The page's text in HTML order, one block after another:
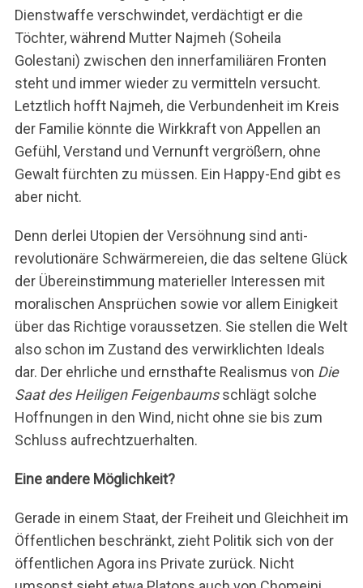
Dienstwaffe verschwindet, verdächtigt er die
Töchter, während Mutter Najmeh (Soheila
Golestani) zwischen den innerfamiliären Fronten
steht und immer wieder zu vermitteln versucht.
Letztlich hofft Najmeh, die Verbundenheit im Kreis
der Familie könnte die Wirkkraft von Appellen an
Gefühl, Verstand und Vernunft vergrößern, ohne
Gewalt fürchten zu müssen. Ein Happy-End gibt es
aber nicht.
Denn derlei Utopien der Versöhnung sind anti-
revolutionäre Schwärmereien, die das seltene Glück
der Übereinstimmung materieller Interessen mit
moralischen Ansprüchen sowie vor allem Einigkeit
über das Richtige voraussetzen. Sie stellen die Welt
also schon im Zustand des verwirklichten Ideals
dar. Der ehrliche und ernsthafte Realismus von Die
Saat des Heiligen Feigenbaumsschlägt solche
Hoffnungen in den Wind, nicht ohne sie bis zum
Schluss aufrechtzuerhalten.
Eine andere Möglichkeit?
Gerade in einem Staat, der Freiheit und Gleichheit im
Öffentlichen beschränkt, zieht Politik sich von der
öffentlichen Agora ins Private zurück. Nicht